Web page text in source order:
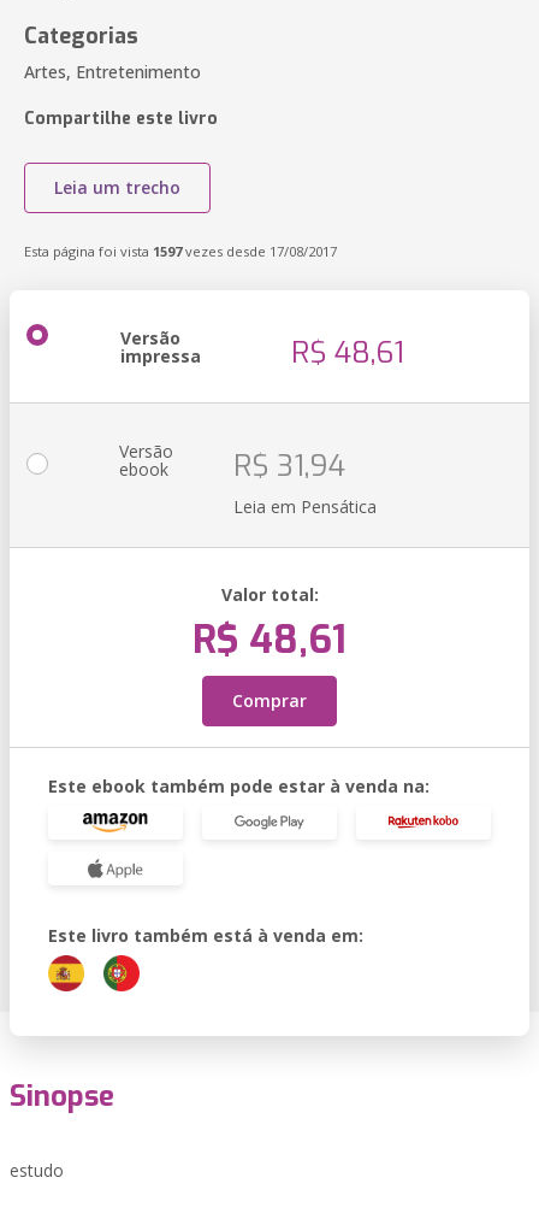
Categorias
Artes, Entretenimento
Compartilhe este livro
Leia um trecho
Esta página foi vista 1597vezes desde 17/08/2017
Versão
impressa R$ 48,61
Versão
ebook R$ 31,94
Leia em Pensática
Valor total:
R$ 48,61
Comprar
Este ebook também pode estar à venda na:
Este livro também está à venda em:
Sinopse
estudo